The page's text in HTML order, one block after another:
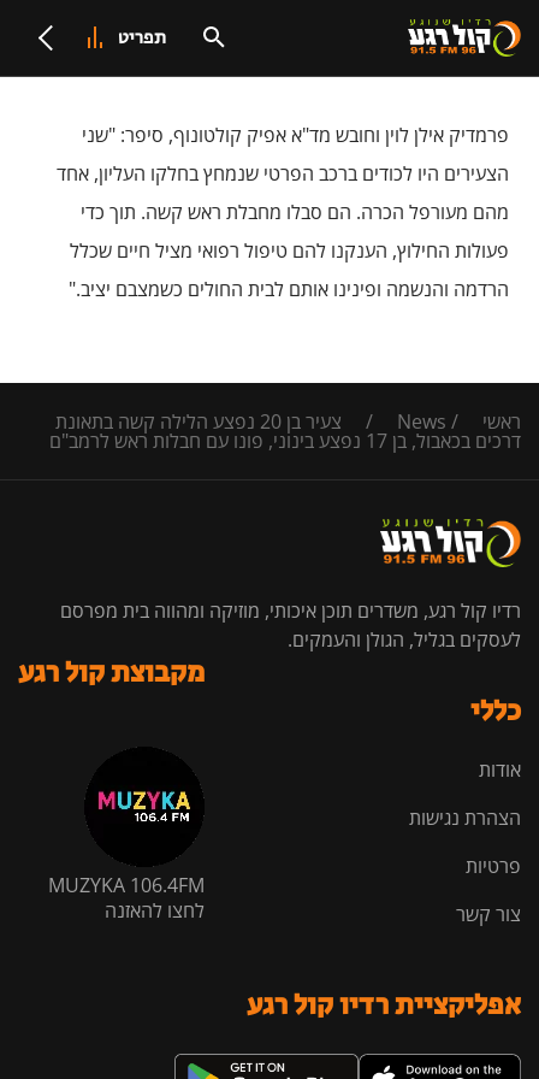
תפריט
פרמדיק אילן לוין וחובש מד"א אפיק קולטונוף, סיפר: "שני
הצעירים היו לכודים ברכב הפרטי שנמחץ בחלקו העליון, אחד
מהם מעורפל הכרה. הם סבלו מחבלת ראש קשה. תוך כדי
פעולות החילוץ, הענקנו להם טיפול רפואי מציל חיים שכלל
הרדמה והנשמה ופינינו אותם לבית החולים כשמצבם יציב."
ראשי /
News
/ צעיר בן 20 נפצע הלילה קשה בתאונת
דרכים בכאבול, בן 17 נפצע בינוני, פונו עם חבלות ראש לרמב"ם
רדיו קול רגע, משדרים תוכן איכותי, מוזיקה ומהווה בית מפרסם
לעסקים בגליל, הגולן והעמקים.
כללי
אודות
הצהרת נגישות
פרטיות
צור קשר
מקבוצת קול רגע
MUZYKA 106.4FM
לחצו להאזנה
אפליקציית רדיו קול רגע